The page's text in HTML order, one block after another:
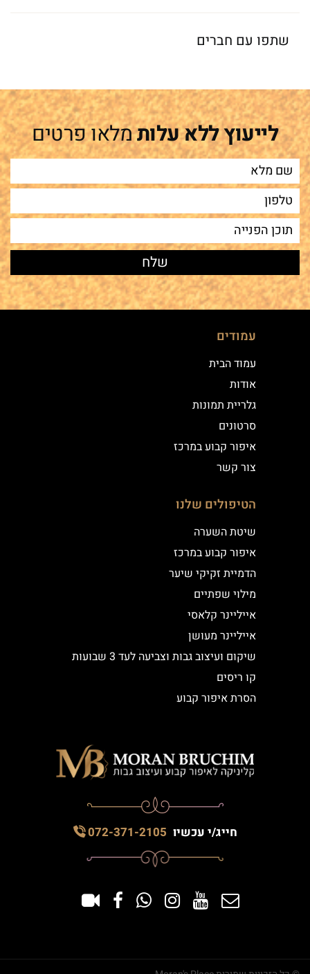
שתפו עם חברים
לייעוץ ללא עלותמלאו פרטים
עמודים
עמוד הבית
אודות
גלריית תמונות
סרטונים
איפור קבוע במרכז
צור קשר
הטיפולים שלנו
שיטת השערה
איפור קבוע במרכז
הדמיית זקיקי שיער
מילוי שפתיים
אייליינר קלאסי
אייליינר מעושן
שיקום ועיצוב גבות וצביעה לעד 3 שבועות
קו ריסים
הסרת איפור קבוע
חייג/י עכשיו 072-371-2105